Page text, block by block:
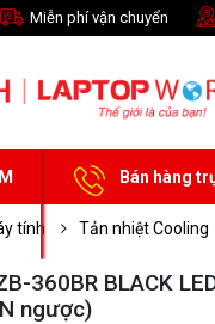
Miễn phí vận chuyển
Bán hàng
tính Tản nhiệt Cooling
360BR BLACK
ngược)